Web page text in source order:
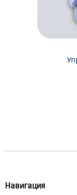
Навигация